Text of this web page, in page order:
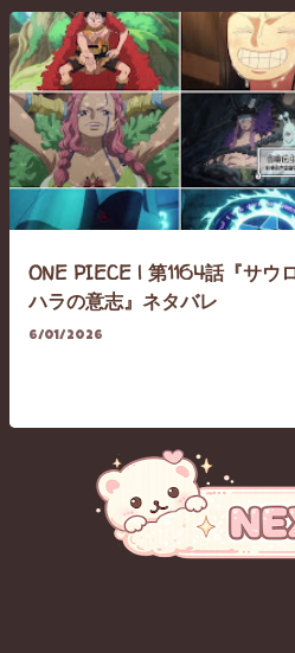
ONE PIECE | 第1164話『サウ
ハラの意志』ネタバレ
6/01/2026